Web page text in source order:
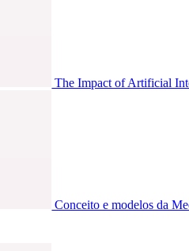
The Impact of Artificial
Conceito e modelos da